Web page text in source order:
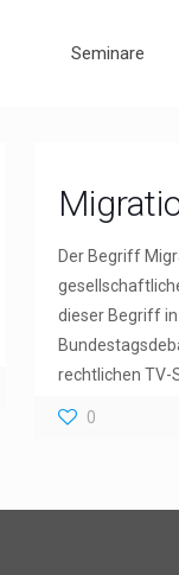
Seminare
Der Begriff
dieser Begriff
rechtlichen TV-
0